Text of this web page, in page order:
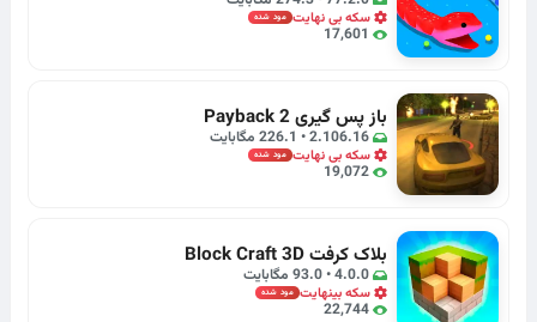
سکه بی نهایت مود شده
17,601
باز پس گیری Payback 2
2.106.16 • 226.1 مگابایت
سکه بی نهایت مود شده
19,072
بلاک کرفت Block Craft 3D
4.0.0 • 93.0 مگابایت
سکه بینهایت مود شده
22,744